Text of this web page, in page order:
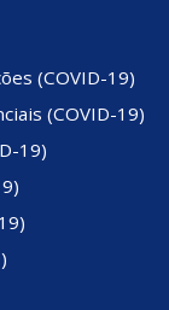
(COVID-19)
(COVID-19)
19)